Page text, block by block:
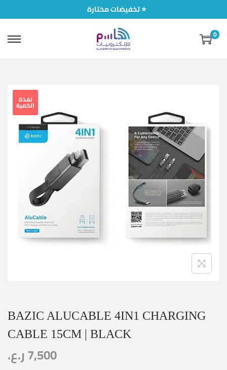
تخفيضات مختارة ⭐
0
نفذة
الكمية
BAZIC ALUCABLE 4IN1 CHARGING
CABLE 15CM | BLACK
7,500ر.ع.